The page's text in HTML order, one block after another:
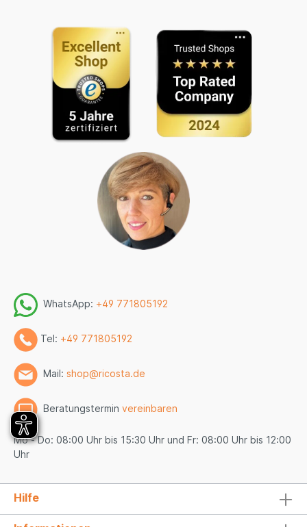
WhatsApp: +49 771805192
Tel: +49 771805192
Mail: shop@ricosta.de
Beratungstermin vereinbaren
Mo - Do: 08:00 Uhr bis 15:30 Uhr und Fr: 08:00 Uhr bis 12:00
Uhr
Hilfe